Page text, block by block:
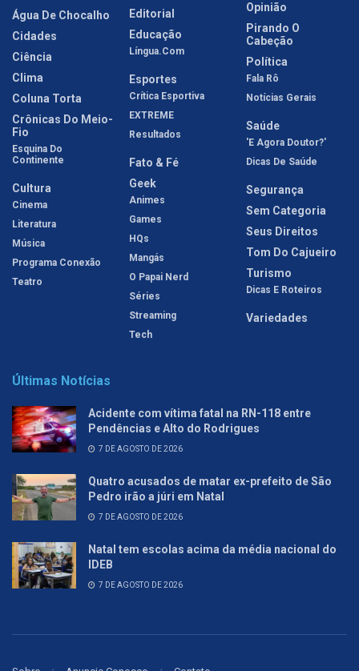
Água De Chocalho
Cidades
Ciência
Clima
Coluna Torta
Crônicas Do Meio-
Fio
Esquina Do
Continente
Cultura
Cinema
Literatura
Música
Programa Conexão
Teatro
Editorial
Educação
Língua.com
Esportes
Crítica Esportiva
EXTREME
Resultados
Fato & Fé
Geek
Animes
Games
HQs
Mangás
O Papai Nerd
Séries
Streaming
Tech
Opinião
Pirando O
Cabeção
Política
Fala Rô
Notícias Gerais
Saúde
'E Agora Doutor?'
Dicas De Saúde
Segurança
Sem Categoria
Seus Direitos
Tom Do Cajueiro
Turismo
Dicas E Roteiros
Variedades
Últimas Notícias
Acidente com vítima fatal na RN-118 entre
Pendências e Alto do Rodrigues
7 DE AGOSTO DE 2026
Quatro acusados de matar ex-prefeito de São
Pedro irão a júri em Natal
7 DE AGOSTO DE 2026
Natal tem escolas acima da média nacional do
IDEB
7 DE AGOSTO DE 2026